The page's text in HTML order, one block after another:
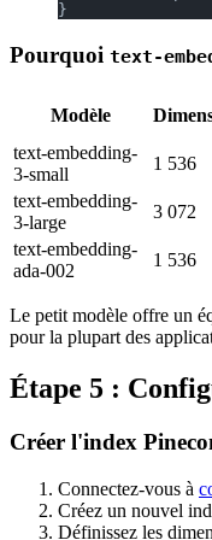
}
Pourquoi text-
Modèle
text-embedding-
3-small
1 536
text-embedding-
3-large
3 072
text-embedding-
ada-002
1 536
Le petit modèle offre un
pour la plupart des
Étape 5 :
Créer l'index
Connectez-vous à
Créez un nouvel
Définissez les